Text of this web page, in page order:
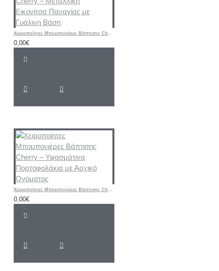
Χειροποίητες Μπομπονιέρες Βάπτισης Cherry – Μεταλλική Εικονίτσα Παναγίας με Γυάλινη Βάση
0,00€
Χειροποίητες Μπομπονιέρες Βάπτισης Cherry – Υφασμάτινα Πορτοφολάκια με Αρχικό Ονόματος
0,00€